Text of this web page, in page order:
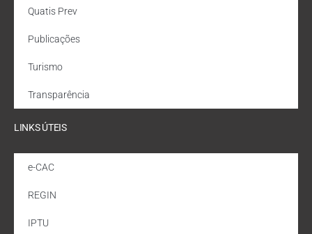
Quatis Prev
Publicações
Turismo
Transparência
LINKS ÚTEIS
e-CAC
REGIN
IPTU